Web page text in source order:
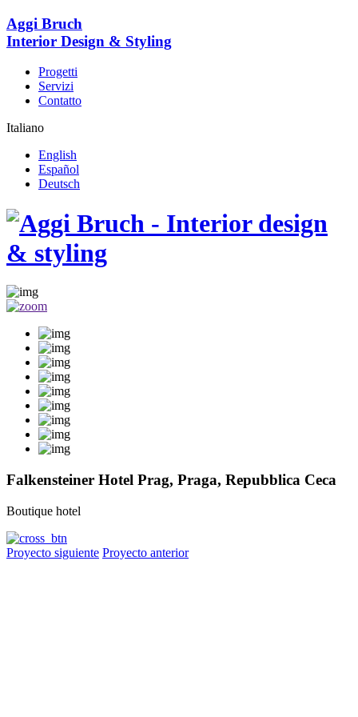
Aggi Bruch
Interior Design & Styling
Progetti
Servizi
Contatto
Italiano
English
Español
Deutsch
Falkensteiner Hotel Prag, Praga, Repubblica Ceca
Boutique hotel
Proyecto siguiente Proyecto anterior